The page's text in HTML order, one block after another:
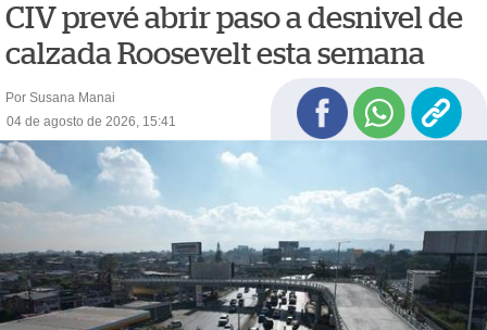
CIV prevé abrir paso a desnivel de
calzada Roosevelt esta semana
Por Susana Manai
04 de agosto de 2026, 15:41